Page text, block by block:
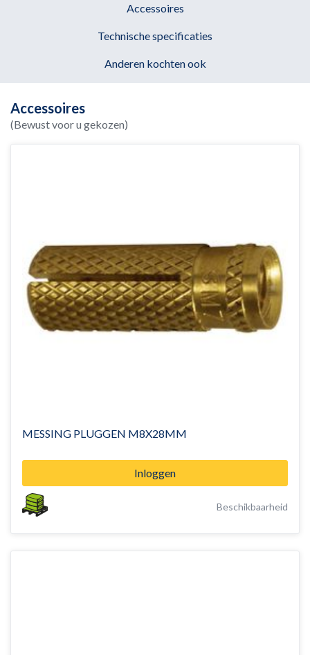
Accessoires
Technische specificaties
Anderen kochten ook
Accessoires
(Bewust voor u gekozen)
MESSING PLUGGEN M8X28MM
Inloggen
Beschikbaarheid